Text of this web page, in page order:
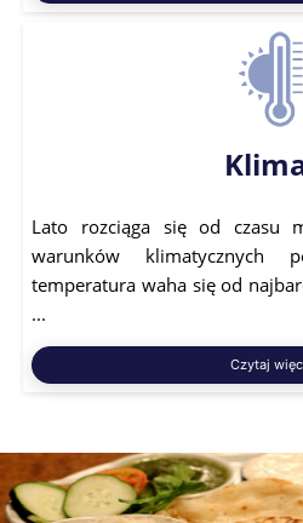
Lato rozciąga się od czasu
warunków klimatycznych
temperatura waha się od
...
Czytaj